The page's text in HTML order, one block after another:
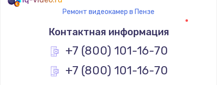
Ремонт видеокамер в Пензе
Контактная информация
+7 (800) 101-16-70
+7 (800) 101-16-70